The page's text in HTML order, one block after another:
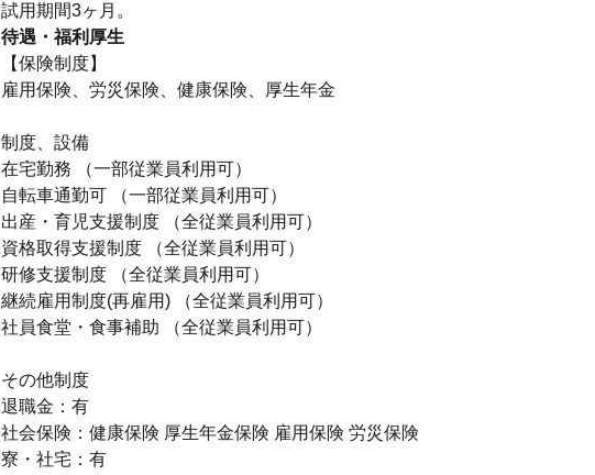
試用期間3ヶ月。
待遇・福利厚生
【保険制度】
雇用保険、労災保険、健康保険、厚生年金
制度、設備
在宅勤務 （一部従業員利用可）
自転車通勤可 （一部従業員利用可）
出産・育児支援制度 （全従業員利用可）
資格取得支援制度 （全従業員利用可）
研修支援制度 （全従業員利用可）
継続雇用制度(再雇用) （全従業員利用可）
社員食堂・食事補助 （全従業員利用可）
その他制度
退職金：有
社会保険：健康保険 厚生年金保険 雇用保険 労災保険
寮・社宅：有